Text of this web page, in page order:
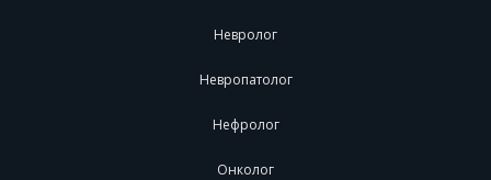
Невролог
Невропатолог
Нефролог
Онколог